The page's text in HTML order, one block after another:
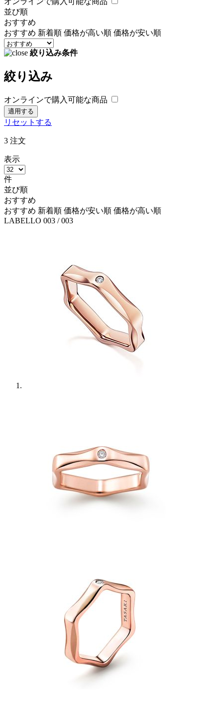
並び順
おすすめ
おすすめ 新着順 価格が高い順 価格が安い順
絞り込み条件
絞り込み
オンラインで購入可能な商品
適用する
リセットする
3 注文
表示
件
並び順
おすすめ
おすすめ 新着順 価格が安い順 価格が高い順
LABELLO 003 / 003